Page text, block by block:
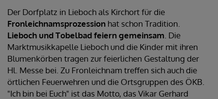
Der Dorfplatz in Lieboch als Kirchort für die
Fronleichnamsprozession hat schon Tradition.
Lieboch und Tobelbad feiern gemeinsam . Die
Marktmusikkapelle Lieboch und die Kinder mit ihren
Blumenkörben tragen zur feierlichen Gestaltung der
Hl. Messe bei. Zu Fronleichnam treffen sich auch die
örtlichen Feuerwehren und die Ortsgruppen des ÖKB.
"Ich bin bei Euch" ist das Motto, das Vikar Gerhard